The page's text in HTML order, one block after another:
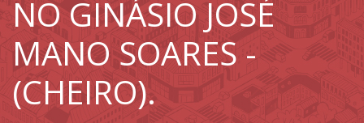
NO GINÁSIO JOSÉ
MANO SOARES -
(CHEIRO).